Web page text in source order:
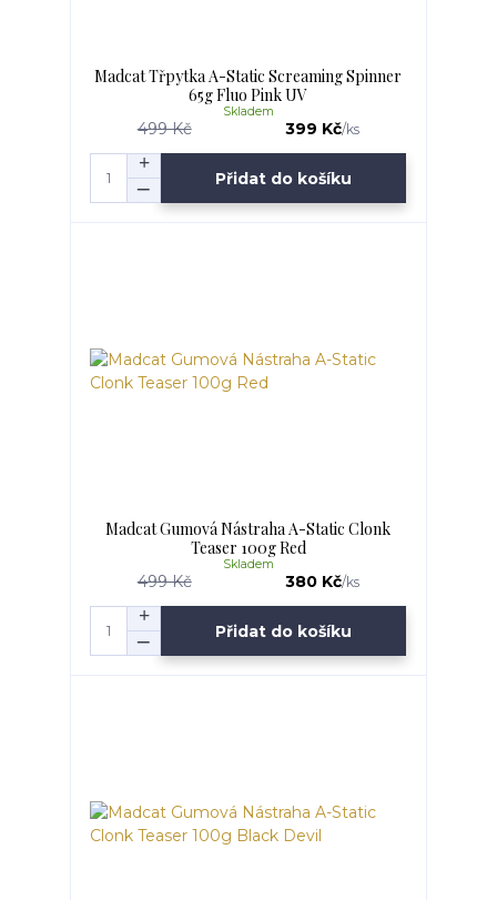
Madcat Třpytka A-Static Screaming Spinner
65g Fluo Pink UV
499 Kč 399 Kč/ks
Skladem
Přidat do košíku
Madcat Gumová Nástraha A-Static Clonk
Teaser 100g Red
499 Kč 380 Kč/ks
Skladem
Přidat do košíku